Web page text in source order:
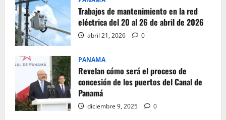
Trabajos de mantenimiento en la red
eléctrica del 20 al 26 de abril de 2026
abril 21, 2026 0
PANAMA
Revelan cómo será el proceso de
concesión de los puertos del Canal de
Panamá
diciembre 9, 2025 0